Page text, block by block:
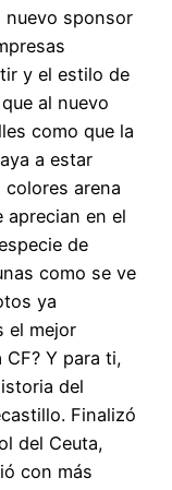
nuevo sponsor
y el estilo de
al nuevo
como que la
a estar
arena
en el
de
como se ve
ya
el mejor
Y para ti,
del
Finalizó
del Ceuta,
con más